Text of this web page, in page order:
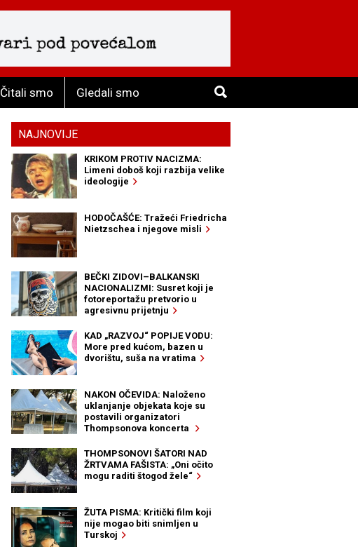
Čitali smo Gledali smo
NAJNOVIJE
KRIKOM PROTIV NACIZMA:
Limeni doboš koji razbija velike
ideologije
HODOČAŠĆE: Tražeći Friedricha
Nietzschea i njegove misli
BEČKI ZIDOVI–BALKANSKI
NACIONALIZMI: Susret koji je
fotoreportažu pretvorio u
agresivnu prijetnju
KAD „RAZVOJ“ POPIJE VODU:
More pred kućom, bazen u
dvorištu, suša na vratima
NAKON OČEVIDA: Naloženo
uklanjanje objekata koje su
postavili organizatori
Thompsonova koncerta
THOMPSONOVI ŠATORI NAD
ŽRTVAMA FAŠISTA: „Oni očito
mogu raditi štogod žele“
ŽUTA PISMA: Kritički film koji
nije mogao biti snimljen u
Turskoj